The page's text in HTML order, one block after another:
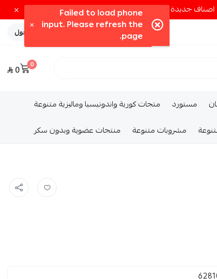
تسجيل الدخول
0
0
مستورد
متجات كورية واندونيسيا وماليزية متنوعة
مشروبات متنوعة منتجات عضوية وبدون سكر